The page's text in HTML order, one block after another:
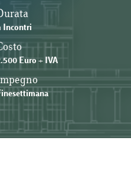
Incontri
Euro + IVA